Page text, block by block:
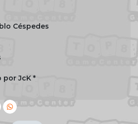
Céspedes
por JcK *